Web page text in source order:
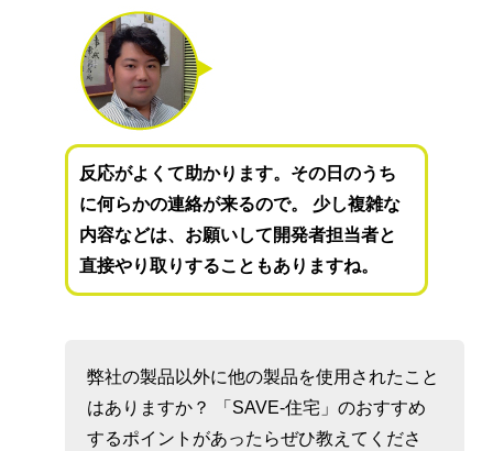
反応がよくて助かります。その日のうち
に何らかの連絡が来るので。 少し複雑な
内容などは、お願いして開発者担当者と
直接やり取りすることもありますね。
弊社の製品以外に他の製品を使用されたこと
はありますか？ 「SAVE-住宅」のおすすめ
するポイントがあったらぜひ教えてくださ